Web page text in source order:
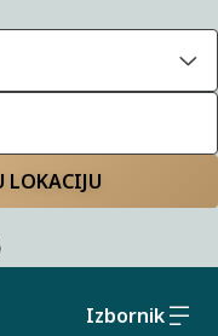
LOKACIJU
Izbornik